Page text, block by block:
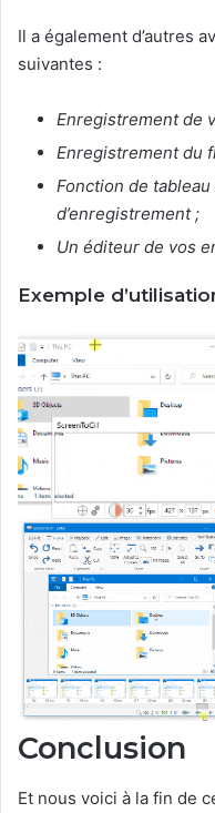
Il a également d’autres
suivantes :
Enregistrement de
Enregistrement du
Fonction de
d’enregistrement ;
Un éditeur de vos
Exemple
Conclusion
Et nous voici à la fin de